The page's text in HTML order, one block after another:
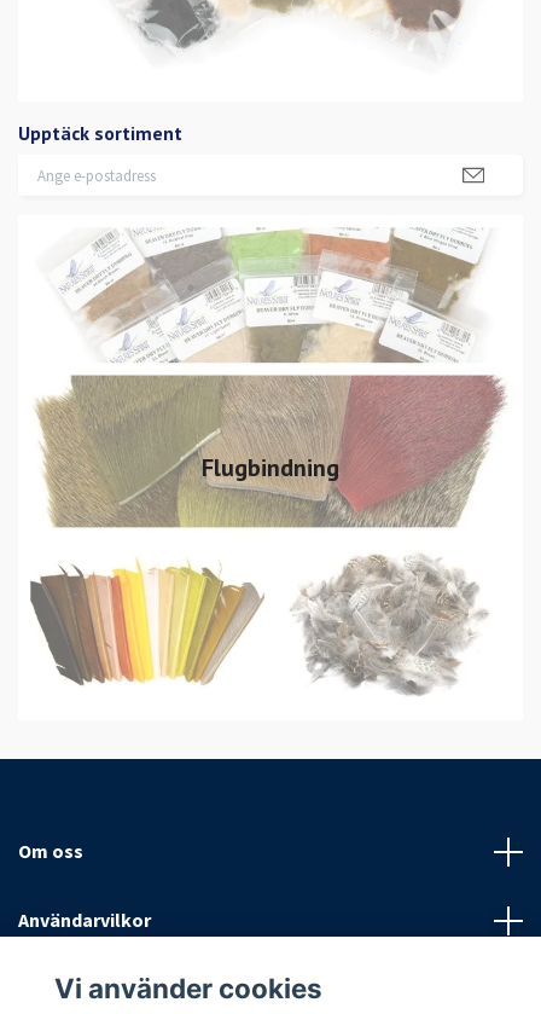
Upptäck sortiment
Flugbindning
Om oss
Användarvilkor
Sociala medier
Vi använder cookies